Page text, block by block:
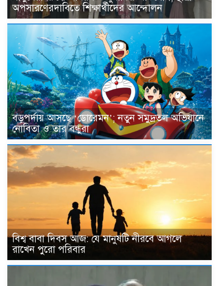
অপসারণেরদাবিতে শিক্ষার্থীদের আন্দোলন
বড়পর্দায় আসছে ‘ডোরেমন’; নতুন সমুদ্রতল অভিযানে
নোবিতা ও তার বন্ধুরা
বিশ্ব বাবা দিবস আজ: যে মানুষটি নীরবে আগলে
রাখেন পুরো পরিবার